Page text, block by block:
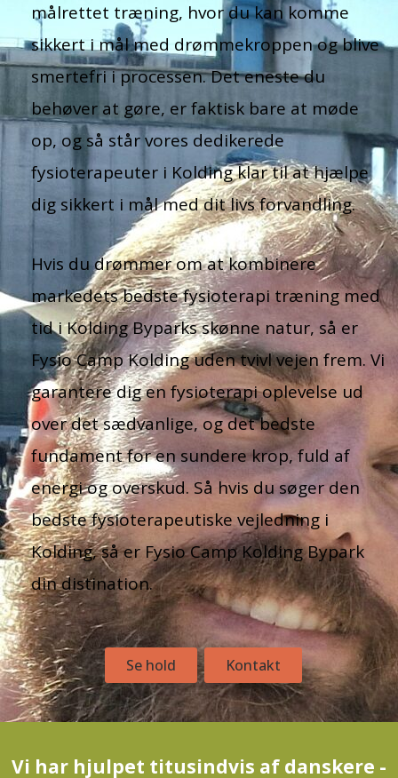
målrettet træning, hvor du kan komme
sikkert i mål med drømmekroppen og blive
smertefri i processen. Det eneste du
behøver at gøre, er faktisk bare at møde
op, og så står vores dedikerede
fysioterapeuter i Kolding klar til at hjælpe
dig sikkert i mål med dit livs forvandling.
Hvis du drømmer om at kombinere
markedets bedste fysioterapi træning med
tid i Kolding Byparks skønne natur, så er
Fysio Camp Kolding uden tvivl vejen frem. Vi
garantere dig en fysioterapi oplevelse ud
over det sædvanlige, og det bedste
fundament for en sundere krop, fuld af
energi og overskud. Så hvis du søger den
bedste fysioterapeutiske vejledning i
Kolding, så er Fysio Camp Kolding Bypark
din distination.
Se hold Kontakt
Vi har hjulpet titusindvis af danskere -